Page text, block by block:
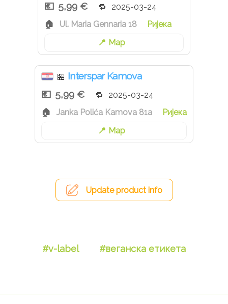
5,99 €
2025-03-24
Ul. Maria Gennaria 18
Ријека
Map
🏪 Interspar Kamova
5,99 €
2025-03-24
Janka Polića Kamova 81a
Ријека
Map
Update product info
#v-label #веганска етикета